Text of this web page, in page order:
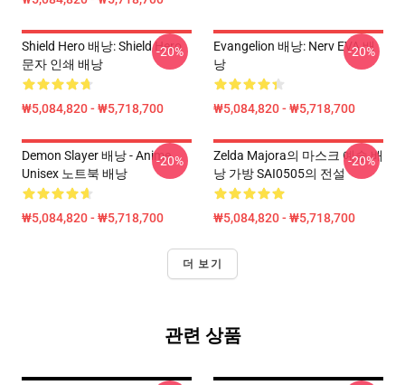
Shield Hero 배낭: Shield Hero
문자 인쇄 배낭
₩5,084,820 - ₩5,718,700
-20%
Evangelion 배낭: Nerv EVA 배
낭
₩5,084,820 - ₩5,718,700
-20%
Demon Slayer 배낭 - Anime
Unisex 노트북 배낭
₩5,084,820 - ₩5,718,700
-20%
Zelda Majora의 마스크 예술 배
낭 가방 SAI0505의 전설
₩5,084,820 - ₩5,718,700
-20%
더 보기
관련 상품